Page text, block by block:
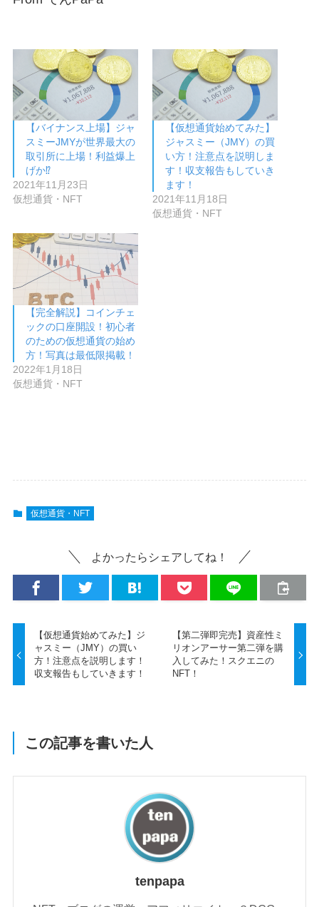
【バイナンス上場】ジャ
スミーJMYが世界最大の
取引所に上場！利益爆上
げか⁉︎
2021年11月23日
仮想通貨・NFT
【仮想通貨始めてみた】
ジャスミー（JMY）の買
い方！注意点を説明しま
す！収支報告もしていき
ます！
2021年11月18日
仮想通貨・NFT
【完全解説】コインチェ
ックの口座開設！初心者
のための仮想通貨の始め
方！写真は最低限掲載！
2022年1月18日
仮想通貨・NFT
仮想通貨・NFT
よかったらシェアしてね！
【仮想通貨始めてみた】ジ
ャスミー（JMY）の買い
方！注意点を説明します！
収支報告もしていきます！
【第二弾即完売】資産性ミ
リオンアーサー第二弾を購
入してみた！スクエニの
NFT！
この記事を書いた人
tenpapa